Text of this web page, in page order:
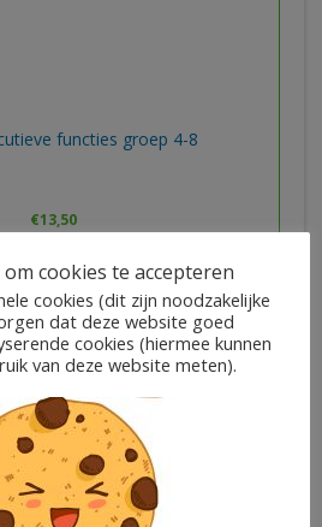
functies groep 4-8
€13,50
In winkelwagen
cookies te accepteren
cookies (dit zijn noodzakelijke
dat deze website goed
cookies (hiermee kunnen
van deze website meten).